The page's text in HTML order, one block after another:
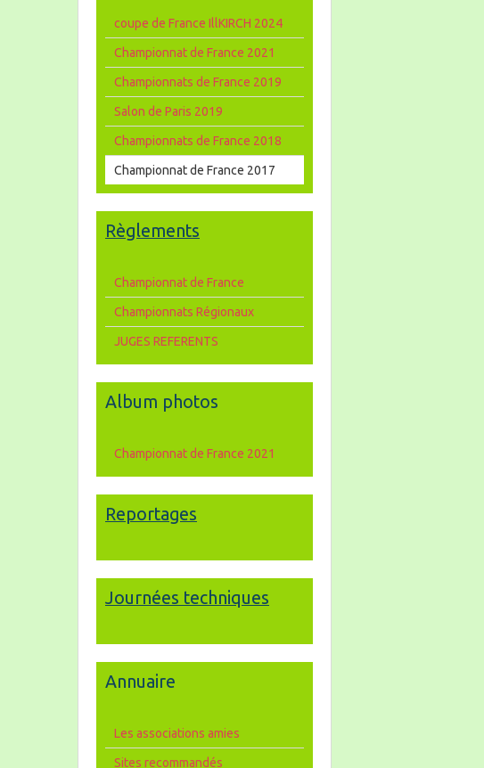
coupe de France IllKIRCH 2024
Championnat de France 2021
Championnats de France 2019
Salon de Paris 2019
Championnats de France 2018
Championnat de France 2017
Règlements
Championnat de France
Championnats Régionaux
JUGES REFERENTS
Album photos
Championnat de France 2021
Reportages
Journées techniques
Annuaire
Les associations amies
Sites recommandés